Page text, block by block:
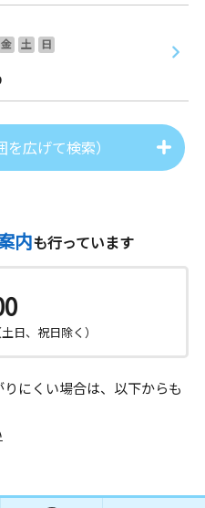
金 土
日
広げて検索）
内も行っています
日、祝日除く）
にくい場合は、以下からも